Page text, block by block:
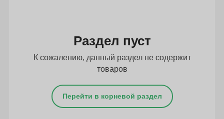
Раздел пуст
К сожалению, данный раздел не содержит
товаров
Перейти в корневой раздел